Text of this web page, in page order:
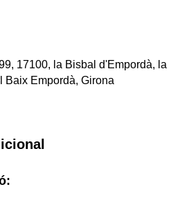
17100, la Bisbal d'Empordà, la
Baix Empordà, Girona